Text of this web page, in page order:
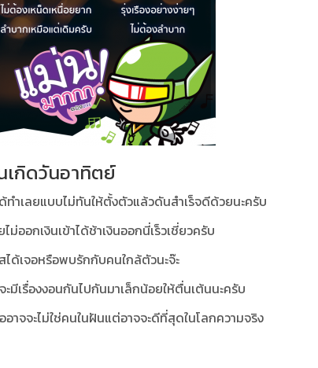
เกิดวันอาทิตย์
ด้ทำเลยแบบไม่ทันให้ตั้งตัวแล้วดันสำเร็จดีด้วยนะครับ
ไม่ออกเงินเข้าได้ช้าเงินออกนี่เร็วเชี่ยวครับ
ได้เจอหรือพบรักกับคนใกล้ตัวนะจ๊ะ
เรื่องงอนกันไปกันมาเล็กน้อยให้ตื่นเต้นนะครับ
าจจะไม่ใช่คนในฝันแต่อาจจะดีที่สุดในโลกความจริง